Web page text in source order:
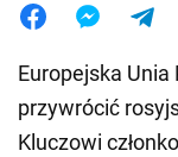
Europejska Unia
przywrócić
Kluczowi